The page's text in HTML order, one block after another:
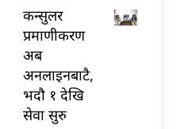
कन्सुलर
प्रमाणीकरण
अब
अनलाइनबाटै,
भदौ १ देखि
सेवा सुरु